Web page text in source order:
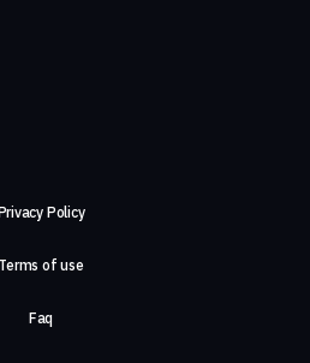
Policy
Terms of use
Faq